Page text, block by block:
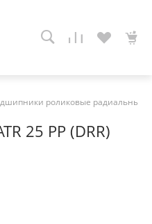
роликовые радиальные
25 PP (DRR)